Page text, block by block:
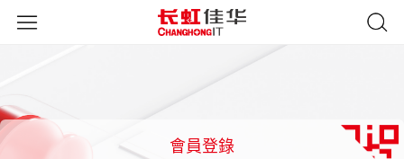
會員登錄